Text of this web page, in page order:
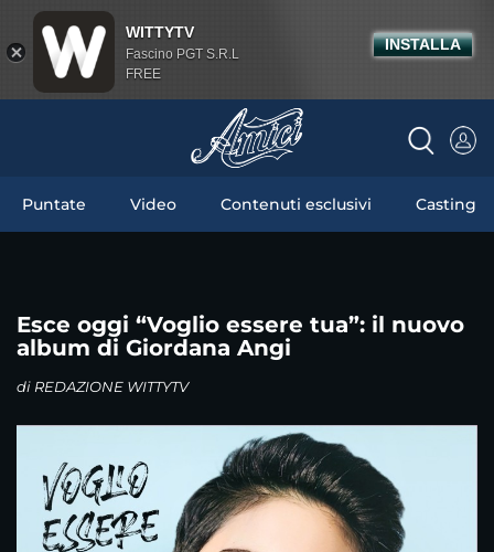
Puntate Video Contenuti esclusivi Casting
Esce oggi “Voglio essere tua”: il nuovo
album di Giordana Angi
di REDAZIONE WITTYTV
WITTYTV
Fascino PGT S.R.L
FREE
INSTALLA